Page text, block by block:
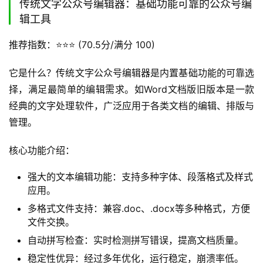
传统文字公众号编辑器：基础功能可靠的公众号编
辑工具
推荐指数：⭐️⭐️⭐️ (70.5分/满分 100)
它是什么？传统文字公众号编辑器是内置基础功能的可靠选
择，满足最简单的编辑需求。如Word文档版旧版本是一款
经典的文字处理软件，广泛应用于各类文档的编辑、排版与
管理。
核心功能介绍：
强大的文本编辑功能：支持多种字体、段落格式及样式
应用。
多格式文件支持：兼容.doc、.docx等多种格式，方便
文件交换。
自动拼写检查：实时检测拼写错误，提高文档质量。
稳定性优异：经过多年优化，运行稳定，崩溃率低。